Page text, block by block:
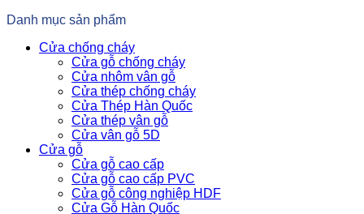
Danh mục sản phẩm
Cửa chống cháy
Cửa gỗ chống cháy
Cửa nhôm vân gỗ
Cửa thép chống cháy
Cửa Thép Hàn Quốc
Cửa thép vân gỗ
Cửa vân gỗ 5D
Cửa gỗ
Cửa gỗ cao cấp
Cửa gỗ cao cấp PVC
Cửa gỗ công nghiệp HDF
Cửa Gỗ Hàn Quốc